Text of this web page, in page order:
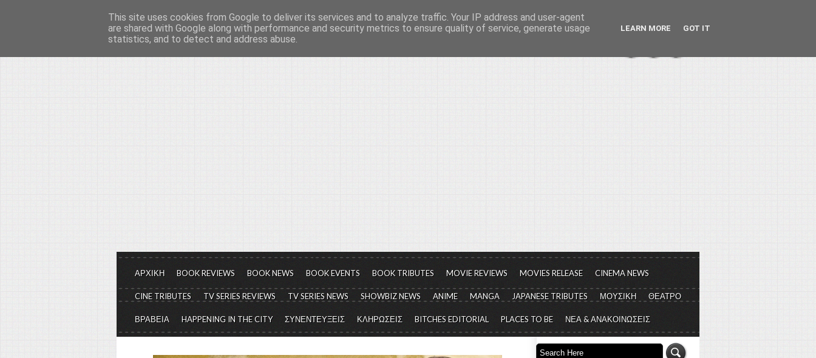
Το μεγαλείο των Τεχνών...
Είμαστε πάντα εδώ για να μιλάμε για τον πολιτισμό, σε κάθε του μορφή και έκταση...
ΑΡΧΙΚΗ BOOK REVIEWS BOOK NEWS BOOK EVENTS BOOK TRIBUTES MOVIE REVIEWS MOVIES RELEASE CINEMA NEWS
CINE TRIBUTES TV SERIES REVIEWS TV SERIES NEWS SHOWBIZ NEWS ANIME MANGA JAPANESE TRIBUTES ΜΟΥΣΙΚΗ ΘΕΑΤΡΟ
ΒΡΑΒΕΙΑ HAPPENING IN THE CITY ΣΥΝΕΝΤΕΥΞΕΙΣ ΚΛΗΡΩΣΕΙΣ BITCHES EDITORIAL PLACES TO BE ΝΕΑ & ΑΝΑΚΟΙΝΩΣΕΙΣ
This site uses cookies from Google to deliver its services and to analyze traffic. Your IP address and user-agent
are shared with Google along with performance and security metrics to ensure quality of service, generate usage
statistics, and to detect and address abuse.
LEARN MORE GOT IT